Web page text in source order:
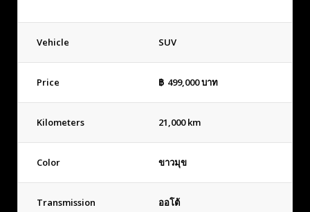
Vehicle SUV
Price ฿ 499,000บาท
Kilometers 21,000 km
Color ขาวมุข
Transmission ออโต้